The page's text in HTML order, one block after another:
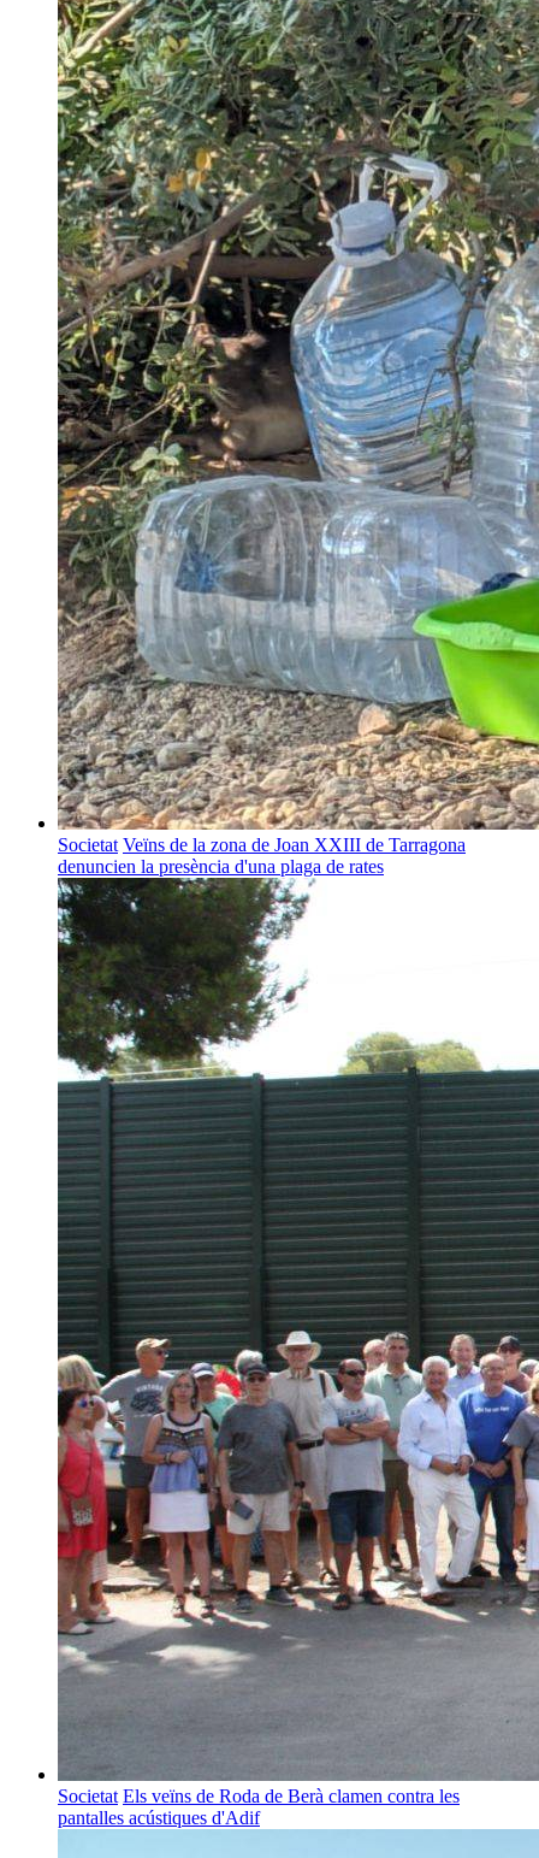
Societat Veïns de la zona de Joan XXIII de Tarragona
denuncien la presència d'una plaga de rates
Societat Els veïns de Roda de Berà clamen contra les
pantalles acústiques d'Adif